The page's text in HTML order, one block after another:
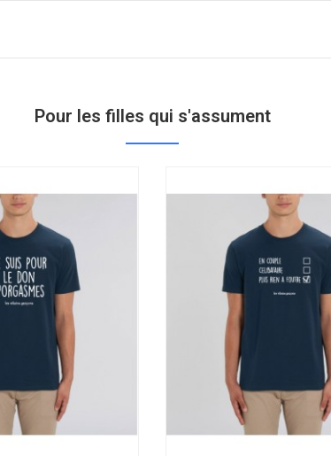
Pour les filles qui s'assument